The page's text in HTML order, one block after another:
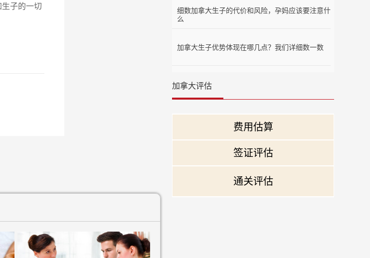
子的一切
细数加拿大生子的代价和风险，孕妈应该要注意什
么
加拿大生子优势体现在哪几点？我们详细数一数
加拿大评估
费用估算
签证评估
通关评估